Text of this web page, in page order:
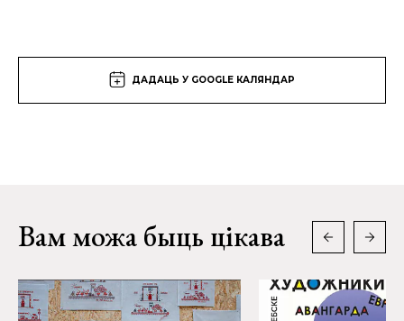
ДАДАЦЬ У GOOGLE КАЛЯНДАР
Вам можа быць цікава